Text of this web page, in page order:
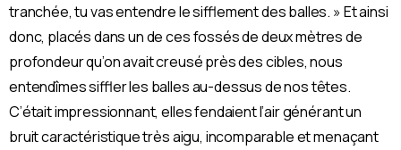
tranchée, tu vas entendre le sifflement des balles. » Et ainsi
donc, placés dans un de ces fossés de deux mètres de
profondeur qu’on avait creusé près des cibles, nous
entendîmes siffler les balles au-dessus de nos têtes.
C’était impressionnant, elles fendaient l’air générant un
bruit caractéristique très aigu, incomparable et menaçant